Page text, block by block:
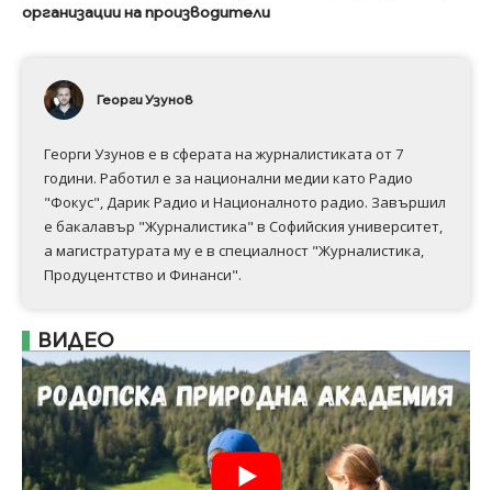
организации на производители
Георги Узунов
Георги Узунов е в сферата на журналистиката от 7
години. Работил е за национални медии като Радио
"Фокус", Дарик Радио и Националното радио. Завършил
е бакалавър "Журналистика" в Софийския университет,
а магистратурата му е в специалност "Журналистика,
Продуцентство и Финанси".
ВИДЕО